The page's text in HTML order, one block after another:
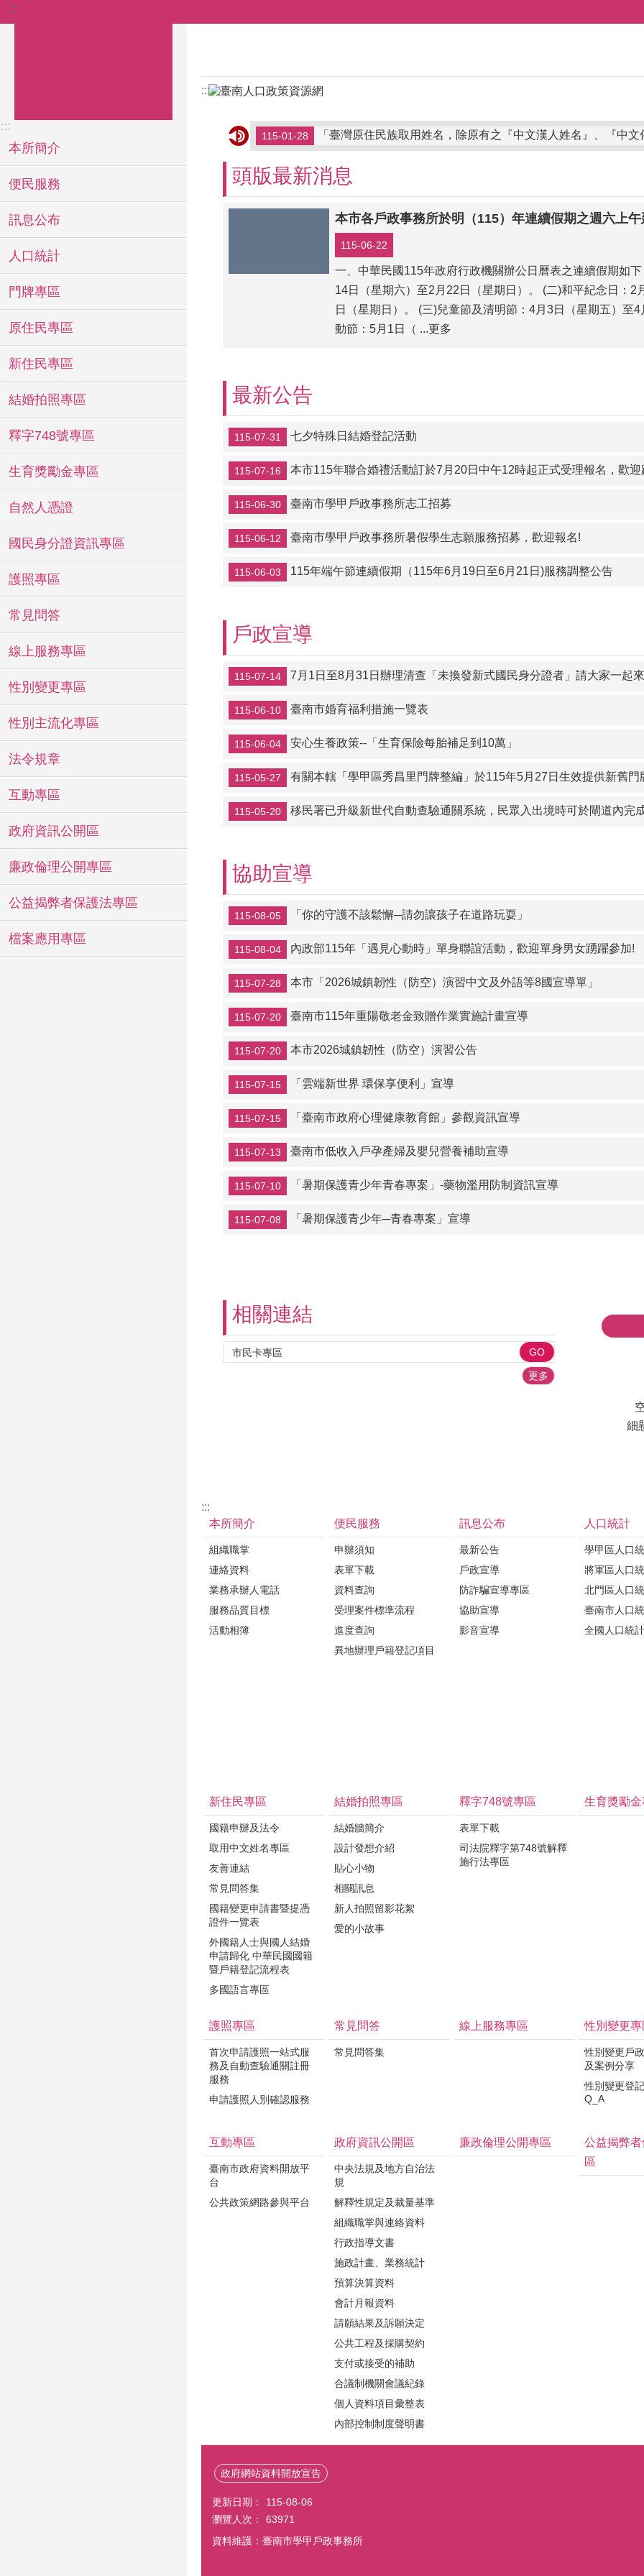
跳到主要內容區塊
:::
:::
本所簡介
便民服務
訊息公布
人口統計
門牌專區
原住民專區
新住民專區
結婚拍照專區
釋字748號專區
生育獎勵金專區
自然人憑證
國民身分證資訊專區
護照專區
常見問答
線上服務專區
性別變更專區
性別主流化專區
法令規章
互動專區
政府資訊公開區
廉政倫理公開專區
公益揭弊者保護法專區
檔案應用專區
:::
115-01-28 「臺灣原住民族取用姓名，除原有之『中文漢人姓名』、『中文傳統姓名』、『中文漢人姓名並列傳統姓名原住民族文字』或『中文傳統姓名並列傳統姓名原住民族文字』擇一登記外，於113年5月29日姓名條例修正公布後，已增
頭版最新消息
115-06-22
一、中華民國115年政府行政機關辦公日曆表之連續假期如
14日（星期六）至2月22日（星期日）。 (二)和平紀念日：2
日（星期日）。 (三)兒童節及清明節：4月3日（星期五）至
動節：5月1日（ ...更多
最新公告
115-07-31 七夕特殊日結婚登記活動
115-07-16 本市115年聯合婚禮活動訂於7月20日中午12時起正式受理報名，歡迎
115-06-30 臺南市學甲戶政事務所志工招募
115-06-12 臺南市學甲戶政事務所暑假學生志願服務招募，歡迎報名!
115-06-03 115年端午節連續假期（115年6月19日至6月21日)服務調整公告
戶政宣導
115-07-14 7月1日至8月31日辦理清查「未換發新式國民身分證者」請大家一起
115-06-10 臺南市婚育福利措施一覽表
115-06-04 安心生養政策--「生育保險每胎補足到10萬」
115-05-27 有關本轄「學甲區秀昌里門牌整編」於115年5月27日生效提供新舊門
115-05-20 移民署已升級新世代自動查驗通關系統，民眾入出境時可於閘道內完
協助宣導
115-08-05 「你的守護不該鬆懈─請勿讓孩子在道路玩耍」
115-08-04 內政部115年「遇見心動時」單身聯誼活動，歡迎單身男女踴躍參加!
115-07-28 本市「2026城鎮韌性（防空）演習中文及外語等8國宣導單」
115-07-20 臺南市115年重陽敬老金致贈作業實施計畫宣導
115-07-20 本市2026城鎮韌性（防空）演習公告
115-07-15 「雲端新世界 環保享便利」宣導
115-07-15 「臺南市政府心理健康教育館」參觀資訊宣導
115-07-13 臺南市低收入戶孕產婦及嬰兒營養補助宣導
115-07-10 「暑期保護青少年青春專案」-藥物濫用防制資訊宣導
115-07-08 「暑期保護青少年─青春專案」宣導
相關連結
更多
細
:::
本所簡介
組織職掌
連絡資料
業務承辦人電話
服務品質目標
活動相簿
便民服務
申辦須知
表單下載
資料查詢
受理案件標準流程
進度查詢
異地辦理戶籍登記項目
訊息公布
最新公告
戶政宣導
防詐騙宣導專區
協助宣導
影音宣導
人口統計
學甲區人口
將軍區人口
北門區人口
臺南市人口
全國人口統
新住民專區
國籍申辦及法令
取用中文姓名專區
友善連結
常見問答集
國籍變更申請書暨提憑
證件一覽表
外國籍人士與國人結婚
申請歸化 中華民國國籍
暨戶籍登記流程表
多國語言專區
結婚拍照專區
結婚牆簡介
設計發想介紹
貼心小物
相關訊息
新人拍照留影花絮
愛的小故事
釋字748號專區
表單下載
司法院釋字第748號解釋
施行法專區
生育獎勵
護照專區
首次申請護照一站式服
務及自動查驗通關註冊
服務
申請護照人別確認服務
常見問答
常見問答集
線上服務專區 性別變更專
性別變更戶
及案例分享
性別變更登
Q_A
互動專區
臺南市政府資料開放平
台
公共政策網路參與平台
政府資訊公開區
中央法規及地方自治法
規
解釋性規定及裁量基準
組織職掌與連絡資料
行政指導文書
施政計畫、業務統計
預算決算資料
會計月報資料
請願結果及訴願決定
公共工程及採購契約
支付或接受的補助
合議制機關會議紀錄
個人資料項目彙整表
內部控制制度聲明書
廉政倫理公開專區
公益揭弊
區
政府網站資料開放宣告
更新日期：
115-08-06
瀏覽人次：
63971
資料維護：臺南市學甲戶政事務所